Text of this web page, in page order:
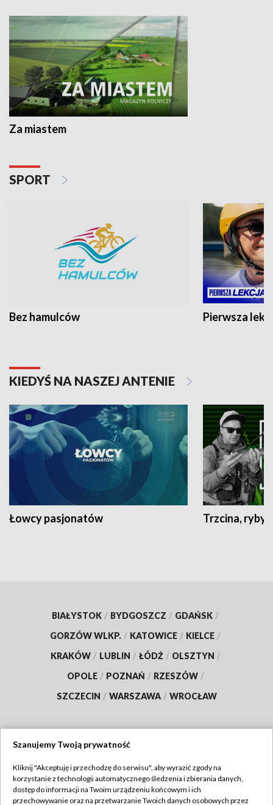
Za miastem
SPORT
Bez hamulców Pierwsza
KIEDYŚ NA NASZEJ ANTENIE
Łowcy pasjonatów Trzcina, ryby
BIAŁYSTOK / BYDGOSZCZ / GDAŃSK /
GORZÓW WLKP. / KATOWICE / KIELCE /
KRAKÓW / LUBLIN / ŁÓDŹ / OLSZTYN /
OPOLE / POZNAŃ / RZESZÓW /
SZCZECIN / WARSZAWA / WROCŁAW
TVP
Abonament TVP
Szanujemy Twoją prywatność
Kliknij "Akceptuję i przechodzę do serwisu", aby wyrazić zgody na
korzystanie z technologii automatycznego śledzenia i zbierania danych,
dostęp do informacji na Twoim urządzeniu końcowym i ich
przechowywanie oraz na przetwarzanie Twoich danych osobowych przez